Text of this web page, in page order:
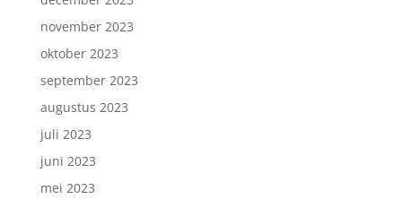
november 2023
oktober 2023
september 2023
augustus 2023
juli 2023
juni 2023
mei 2023